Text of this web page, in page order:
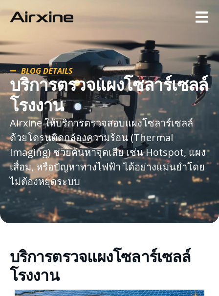
BLOG DETAILS
บริการตรวจแผงโซลาร์เซลล์
โรงงาน
Airxine ให้บริการตรวจสอบแผงโซลาร์เซลล์
ด้วยโดรนติดกล้องความร้อน (Thermal
Imaging) ช่วยค้นหาจุดเสีย เช่น Hotspot, แผง
เสื่อม, หรือปัญหาทางไฟฟ้า ได้อย่างแม่นยำโดย
ไม่ต้องหยุดระบบ
บริการตรวจแผงโซลาร์เซลล์
โรงงาน